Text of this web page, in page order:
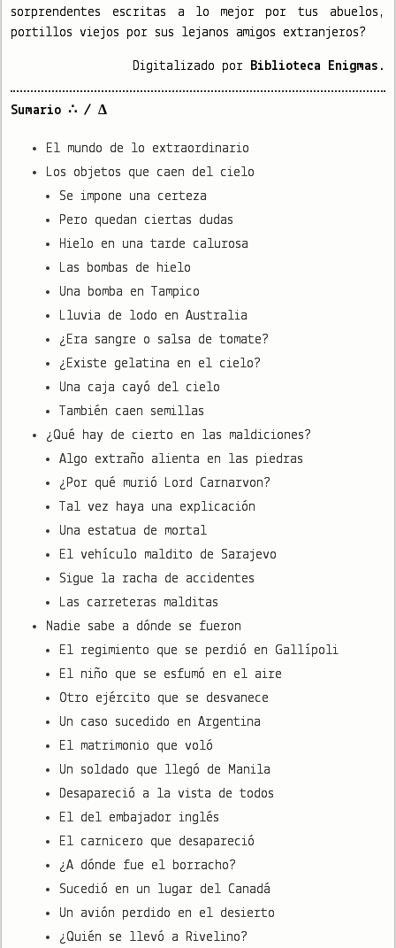
sorprendentes escritas a lo mejor por tus abuelos,
portillos viejos por sus lejanos amigos extranjeros?
Digitalizado por Biblioteca Enigmas.
Sumario ∴ / Δ
El mundo de lo extraordinario
Los objetos que caen del cielo
Se impone una certeza
Pero quedan ciertas dudas
Hielo en una tarde calurosa
Las bombas de hielo
Una bomba en Tampico
Lluvia de lodo en Australia
¿Era sangre o salsa de tomate?
¿Existe gelatina en el cielo?
Una caja cayó del cielo
También caen semillas
¿Qué hay de cierto en las maldiciones?
Algo extraño alienta en las piedras
¿Por qué murió Lord Carnarvon?
Tal vez haya una explicación
Una estatua de mortal
El vehículo maldito de Sarajevo
Sigue la racha de accidentes
Las carreteras malditas
Nadie sabe a dónde se fueron
El regimiento que se perdió en Gallípoli
El niño que se esfumó en el aire
Otro ejército que se desvanece
Un caso sucedido en Argentina
El matrimonio que voló
Un soldado que llegó de Manila
Desapareció a la vista de todos
El del embajador inglés
El carnicero que desapareció
¿A dónde fue el borracho?
Sucedió en un lugar del Canadá
Un avión perdido en el desierto
¿Quién se llevó a Rivelino?